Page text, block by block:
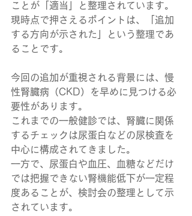
ことが「適当」と整理されています。
現時点で押さえるポイントは、「追加
する方向が示された」という整理であ
ることです。
今回の追加が重視される背景には、慢
性腎臓病（CKD）を早めに見つける必
要性があります。
これまでの一般健診では、腎臓に関係
するチェックは尿蛋白などの尿検査を
中心に構成されてきました。
一方で、尿蛋白や血圧、血糖などだけ
では把握できない腎機能低下が一定程
度あることが、検討会の整理として示
されています。